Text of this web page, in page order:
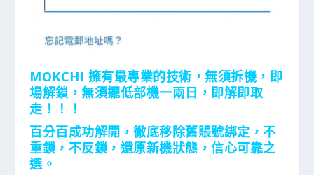
MOKCHI 擁有最專業的技術 ，無須拆機， 即
場解鎖，無須擺低部機一兩日，即解即取
走！！！
百分百成功解開，徹底移除舊賬號綁定，不
重鎖，不反鎖，還原新機狀態，信心可靠之
選。